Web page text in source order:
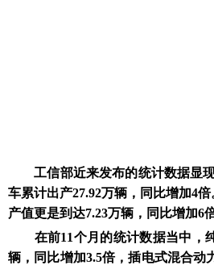
工信部近来发布的统计数据显现
车累计出产27.92万辆，同比增加4
产值更是到达7.23万辆，同比增加6倍
在前11个月的统计数据当中，纯
辆，同比增加3.5倍，插电式混合动